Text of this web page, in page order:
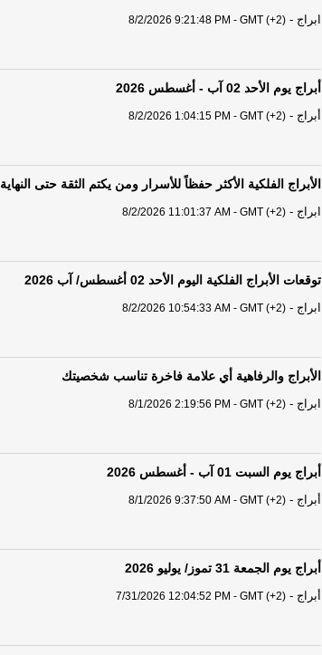
ابراج -
8/2/2026 9:21:48 PM - GMT (+2)
أبراج يوم الأحد 02 آب - أغسطس 2026
أبراج -
8/2/2026 1:04:15 PM - GMT (+2)
الأبراج الفلكية الأكثر حفظاً للأسرار ومن يكتم الثقة حتى النهاية
ابراج -
8/2/2026 11:01:37 AM - GMT (+2)
توقعات الأبراج الفلكية اليوم الأحد 02 أغسطس/ آب 2026
ابراج -
8/2/2026 10:54:33 AM - GMT (+2)
الأبراج والرفاهية أي علامة فاخرة تناسب شخصيتك
ابراج -
8/1/2026 2:19:56 PM - GMT (+2)
أبراج يوم السبت 01 آب - أغسطس 2026
أبراج -
8/1/2026 9:37:50 AM - GMT (+2)
أبراج يوم الجمعة 31 تموز/ يوليو 2026
أبراج -
7/31/2026 12:04:52 PM - GMT (+2)